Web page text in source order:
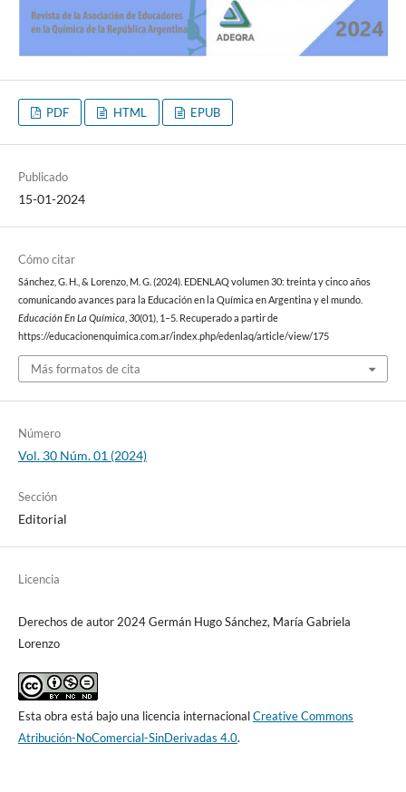
PDF HTML EPUB
Publicado
15-01-2024
Cómo citar
Sánchez, G. H., & Lorenzo, M. G. (2024). EDENLAQ volumen 30: treinta y cinco años
comunicando avances para la Educación en la Química en Argentina y el mundo.
Educación En La Química 30(01), 1–5. Recuperado a partir de
https://educacionenquimica.com.ar/index.php/edenlaq/article/view/175
Más formatos de cita
Número
Vol. 30 Núm. 01 (2024)
Sección
Editorial
Licencia
Derechos de autor 2024 Germán Hugo Sánchez, María Gabriela
Lorenzo
Esta obra está bajo una licencia internacionalCreative Commons
Atribución-NoComercial-SinDerivadas 4.0.